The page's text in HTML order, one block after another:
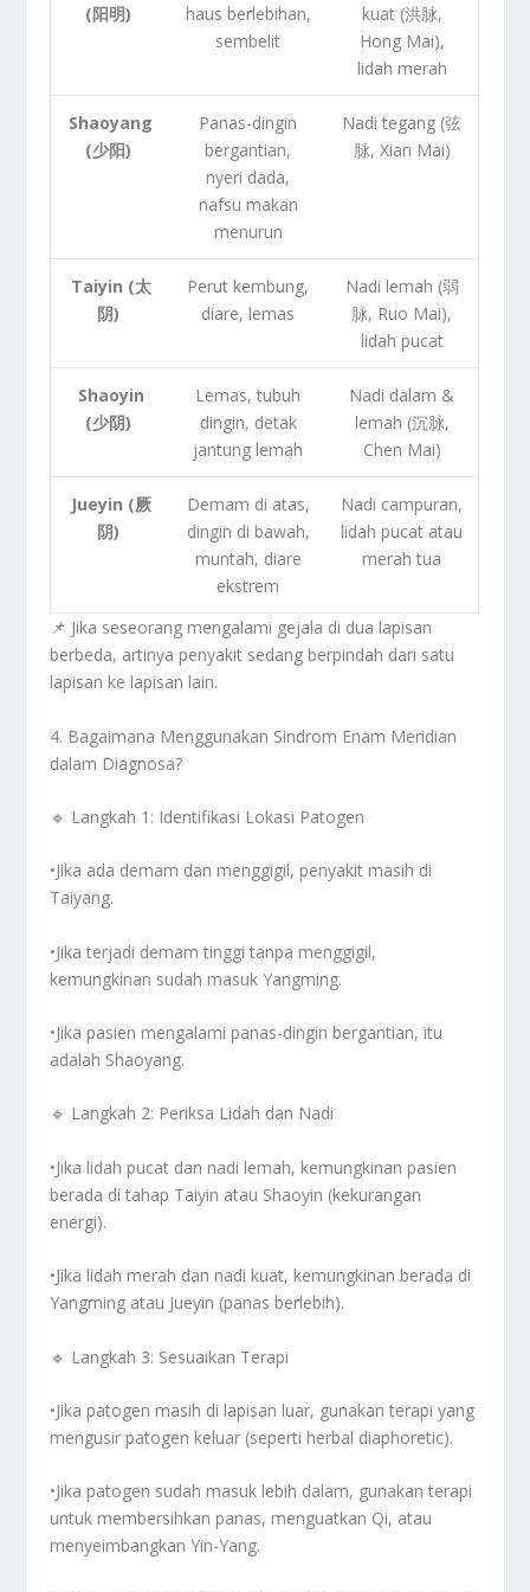
(阳明)
haus berlebihan,
sembelit
kuat (洪脉,
Hong Mai),
lidah merah
Shaoyang
(少阳)
Panas-dingin
bergantian,
nyeri dada,
nafsu makan
menurun
Nadi tegang (弦
脉, Xian Mai)
Taiyin (太
阴)
Perut kembung,
diare, lemas
Nadi lemah (弱
脉, Ruo Mai),
lidah pucat
Shaoyin
(少阴)
Lemas, tubuh
dingin, detak
jantung lemah
Nadi dalam &
lemah (沉脉,
Chen Mai)
Jueyin (厥
阴)
Demam di atas,
dingin di bawah,
muntah, diare
ekstrem
Nadi campuran,
lidah pucat atau
merah tua
📌 Jika seseorang mengalami gejala di dua lapisan
berbeda, artinya penyakit sedang berpindah dari satu
lapisan ke lapisan lain.
4. Bagaimana Menggunakan Sindrom Enam Meridian
dalam Diagnosa?
🔹 Langkah 1: Identifikasi Lokasi Patogen
•Jika ada demam dan menggigil, penyakit masih di
Taiyang.
•Jika terjadi demam tinggi tanpa menggigil,
kemungkinan sudah masukYangming.
•Jika pasien mengalami panas-dingin bergantian, itu
adalah Shaoyang.
🔹 Langkah 2: Periksa Lidah dan Nadi
•Jika lidah pucat dan nadi lemah, kemungkinan pasien
berada di tahap Taiyin atau Shaoyin (kekurangan
energi).
•Jika lidah merah dan nadi kuat, kemungkinan berada di
Yangming atau Jueyin (panas berlebih).
🔹 Langkah 3: Sesuaikan Terapi
•Jika patogen masih di lapisan luar, gunakan terapi yang
mengusir patogen keluar (seperti herbal diaphoretic).
•Jika patogen sudah masuk lebih dalam, gunakanterapi
untuk membersihkan panas, menguatkan Qi, atau
menyeimbangkan Yin-Yang.